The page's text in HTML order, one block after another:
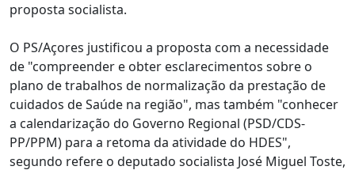
proposta socialista.
O PS/Açores justificou a proposta com a necessidade
de "compreender e obter esclarecimentos sobre o
plano de trabalhos de normalização da prestação de
cuidados de Saúde na região", mas também "conhecer
a calendarização do Governo Regional (PSD/CDS-
PP/PPM) para a retoma da atividade do HDES",
segundo refere o deputado socialista José Miguel Toste,